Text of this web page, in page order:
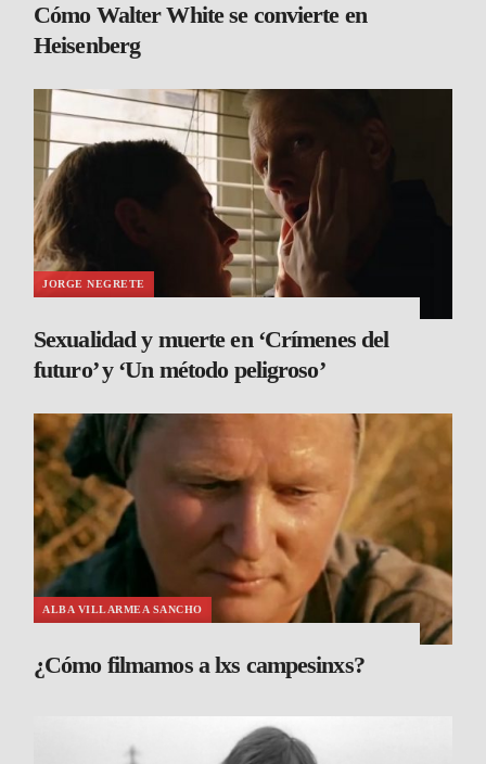
Cómo Walter White se convierte en
Heisenberg
JORGE NEGRETE
Sexualidad y muerte en ‘Crímenes del
futuro’ y ‘Un método peligroso’
ALBA VILLARMEA SANCHO
¿Cómo filmamos a lxs campesinxs?